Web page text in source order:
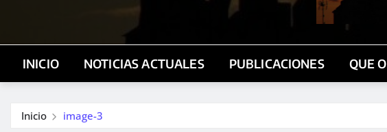
INICIO NOTICIAS ACTUALES PUBLICACIONES QUE
Inicio image-3